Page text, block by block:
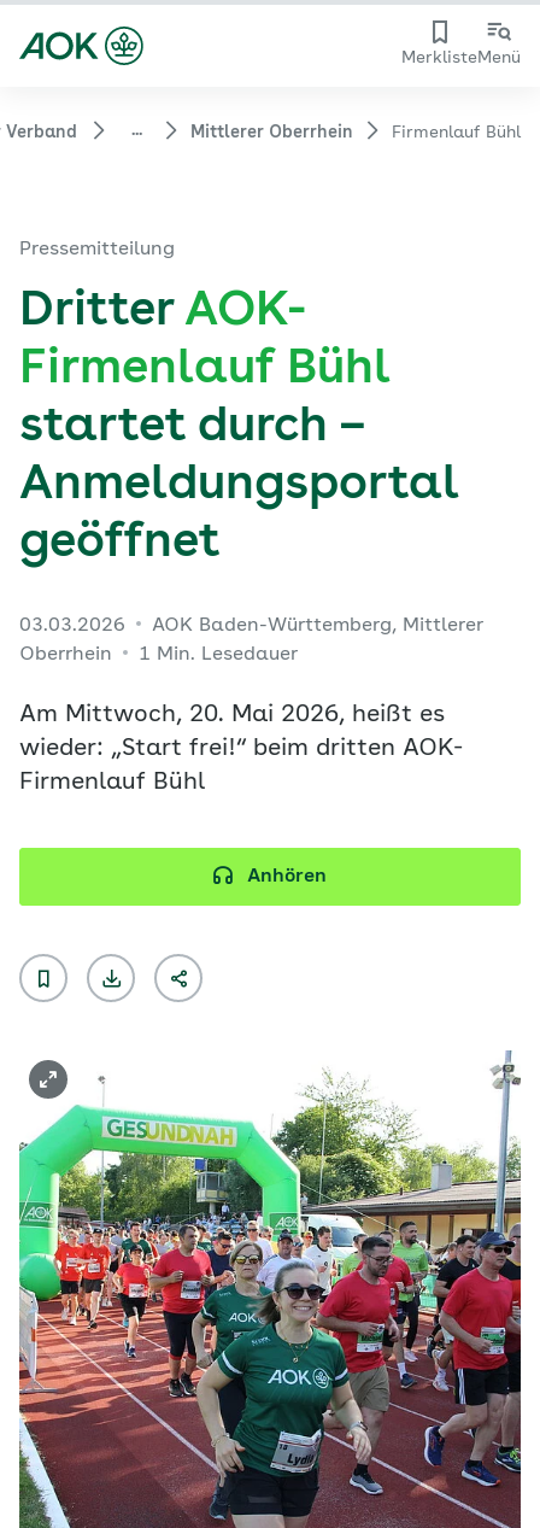
MerklisteMenü
Verband ... Mittlerer Oberrhein Firmenlauf Bühl
Pressemitteilung
Dritter AOK-
Firmenlauf Bühl
startet durch –
Anmeldungsportal
geöffnet
03.03.2026
AOK Baden-Württemberg, Mittlerer
Oberrhein
1 Min. Lesedauer
Am Mittwoch, 20. Mai 2026, heißt es
wieder: „Start frei!“ beim dritten AOK-
Firmenlauf Bühl
Anhören